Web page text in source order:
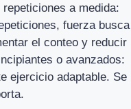
a medida:
fuerza busca
el conteo y reducir
o avanzados:
ejercicio adaptable. Se